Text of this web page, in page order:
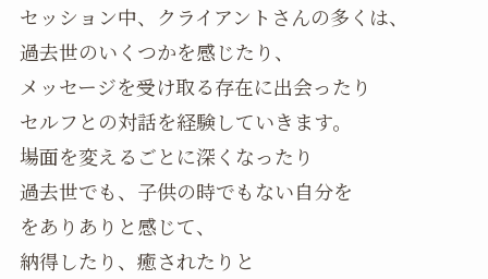
セッション中、クライアントさんの多くは、
過去世のいくつかを感じたり、
メッセージを受け取る存在に出会ったり
セルフとの対話を経験していきます。
場面を変えるごとに深くなったり
過去世でも、子供の時でもない自分を
をありありと感じて、
納得したり、癒されたりと